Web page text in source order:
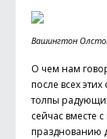
Вашингтон
О чем нам
после всех
толпы
сейчас вместе
празднованию